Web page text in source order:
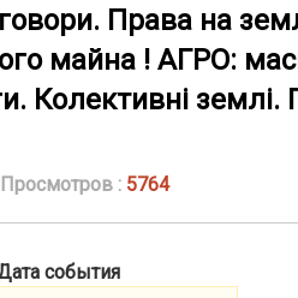
Права на
майна ! АГРО:
Колективні
Просмотров : 5764
события